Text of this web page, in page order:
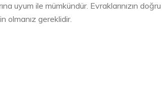
uyum ile mümkündür. Evraklarınızın doğru
olmanız gereklidir.